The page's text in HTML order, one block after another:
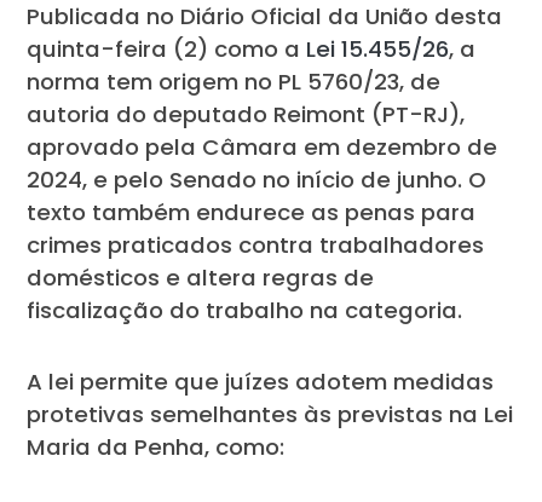
Publicada no Diário Oficial da União desta
quinta-feira (2) como a Lei 15.455/26, a
norma tem origem no PL 5760/23, de
autoria do deputado Reimont (PT-RJ),
aprovado pela Câmara em dezembro de
2024, e pelo Senado no início de junho. O
texto também endurece as penas para
crimes praticados contra trabalhadores
domésticos e altera regras de
fiscalização do trabalho na categoria.
A lei permite que juízes adotem medidas
protetivas semelhantes às previstas na Lei
Maria da Penha, como: